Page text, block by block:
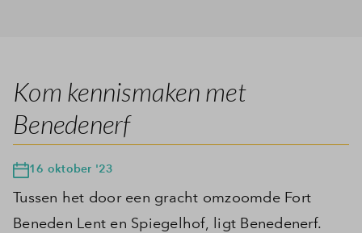
Kom kennismaken met
Benedenerf
16 oktober '23
Tussen het door een gracht omzoomde Fort
Beneden Lent en Spiegelhof, ligt Benedenerf.